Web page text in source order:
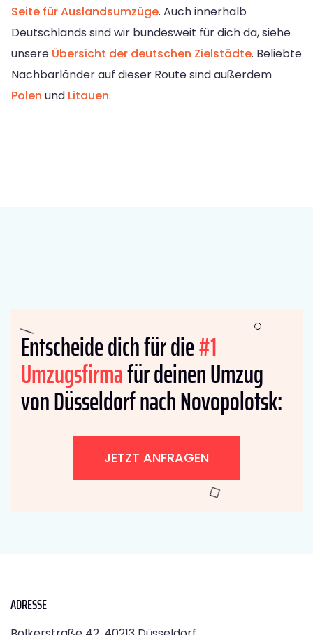
Seite für Auslandsumzüge. Auch innerhalb
Deutschlands sind wir bundesweit für dich da, siehe
unsere Übersicht der deutschen Zielstädte. Beliebte
Nachbarländer auf dieser Route sind außerdem
Polen und Litauen.
Entscheide dich für die#1
Umzugsfirmafür deinen Umzug
von Düsseldorf nach Novopolotsk:
JETZT ANFRAGEN
ADRESSE